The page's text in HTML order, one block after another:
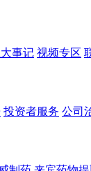
事记 视频专区
投资者服务 公司